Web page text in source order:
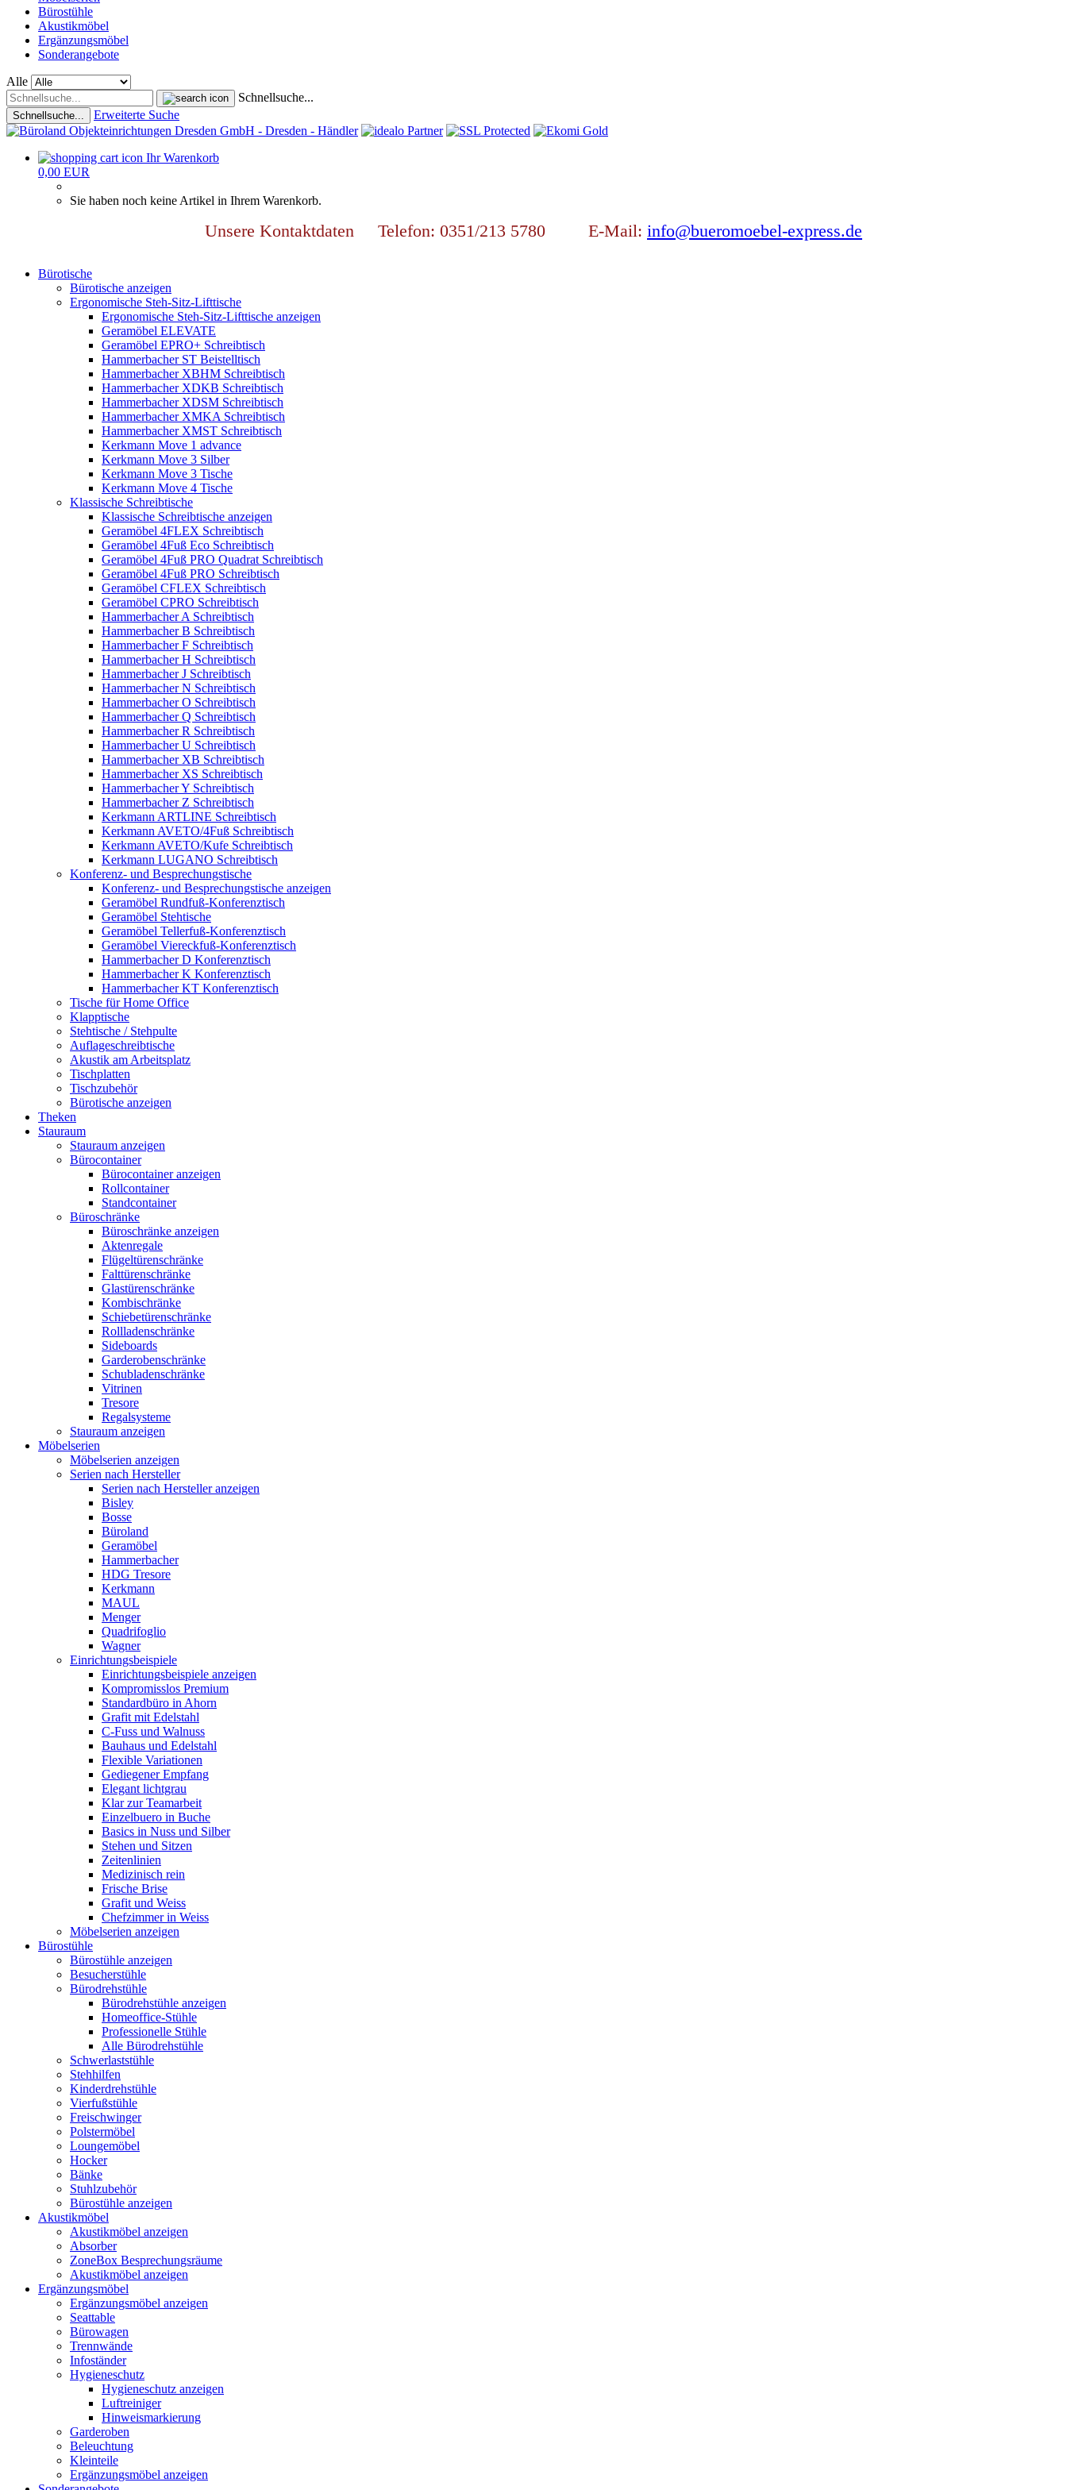
Bürostühle
Akustikmöbel
Ergänzungsmöbel
Sonderangebote
Alle
Schnellsuche...
Schnellsuche... Erweiterte Suche
Ihr Warenkorb
0,00 EUR
Sie haben noch keine Artikel in Ihrem Warenkorb.
Unsere Kontaktdaten Telefon: 0351/213 5780 E-Mail: info@bueromoebel-express.de
Bürotische
Bürotische anzeigen
Ergonomische Steh-Sitz-Lifttische
Ergonomische Steh-Sitz-Lifttische anzeigen
Geramöbel ELEVATE
Geramöbel EPRO+ Schreibtisch
Hammerbacher ST Beistelltisch
Hammerbacher XBHM Schreibtisch
Hammerbacher XDKB Schreibtisch
Hammerbacher XDSM Schreibtisch
Hammerbacher XMKA Schreibtisch
Hammerbacher XMST Schreibtisch
Kerkmann Move 1 advance
Kerkmann Move 3 Silber
Kerkmann Move 3 Tische
Kerkmann Move 4 Tische
Klassische Schreibtische
Klassische Schreibtische anzeigen
Geramöbel 4FLEX Schreibtisch
Geramöbel 4Fuß Eco Schreibtisch
Geramöbel 4Fuß PRO Quadrat Schreibtisch
Geramöbel 4Fuß PRO Schreibtisch
Geramöbel CFLEX Schreibtisch
Geramöbel CPRO Schreibtisch
Hammerbacher A Schreibtisch
Hammerbacher B Schreibtisch
Hammerbacher F Schreibtisch
Hammerbacher H Schreibtisch
Hammerbacher J Schreibtisch
Hammerbacher N Schreibtisch
Hammerbacher O Schreibtisch
Hammerbacher Q Schreibtisch
Hammerbacher R Schreibtisch
Hammerbacher U Schreibtisch
Hammerbacher XB Schreibtisch
Hammerbacher XS Schreibtisch
Hammerbacher Y Schreibtisch
Hammerbacher Z Schreibtisch
Kerkmann ARTLINE Schreibtisch
Kerkmann AVETO/4Fuß Schreibtisch
Kerkmann AVETO/Kufe Schreibtisch
Kerkmann LUGANO Schreibtisch
Konferenz- und Besprechungstische
Konferenz- und Besprechungstische anzeigen
Geramöbel Rundfuß-Konferenztisch
Geramöbel Stehtische
Geramöbel Tellerfuß-Konferenztisch
Geramöbel Viereckfuß-Konferenztisch
Hammerbacher D Konferenztisch
Hammerbacher K Konferenztisch
Hammerbacher KT Konferenztisch
Tische für Home Office
Klapptische
Stehtische / Stehpulte
Auflageschreibtische
Akustik am Arbeitsplatz
Tischplatten
Tischzubehör
Bürotische anzeigen
Theken
Stauraum
Stauraum anzeigen
Bürocontainer
Bürocontainer anzeigen
Rollcontainer
Standcontainer
Büroschränke
Büroschränke anzeigen
Aktenregale
Flügeltürenschränke
Falttürenschränke
Glastürenschränke
Kombischränke
Schiebetürenschränke
Rollladenschränke
Sideboards
Garderobenschränke
Schubladenschränke
Vitrinen
Tresore
Regalsysteme
Stauraum anzeigen
Möbelserien
Möbelserien anzeigen
Serien nach Hersteller
Serien nach Hersteller anzeigen
Bisley
Bosse
Büroland
Geramöbel
Hammerbacher
HDG Tresore
Kerkmann
MAUL
Menger
Quadrifoglio
Wagner
Einrichtungsbeispiele
Einrichtungsbeispiele anzeigen
Kompromisslos Premium
Standardbüro in Ahorn
Grafit mit Edelstahl
C-Fuss und Walnuss
Bauhaus und Edelstahl
Flexible Variationen
Gediegener Empfang
Elegant lichtgrau
Klar zur Teamarbeit
Einzelbuero in Buche
Basics in Nuss und Silber
Stehen und Sitzen
Zeitenlinien
Medizinisch rein
Frische Brise
Grafit und Weiss
Chefzimmer in Weiss
Möbelserien anzeigen
Bürostühle
Bürostühle anzeigen
Besucherstühle
Bürodrehstühle
Bürodrehstühle anzeigen
Homeoffice-Stühle
Professionelle Stühle
Alle Bürodrehstühle
Schwerlaststühle
Stehhilfen
Kinderdrehstühle
Vierfußstühle
Freischwinger
Polstermöbel
Loungemöbel
Hocker
Bänke
Stuhlzubehör
Bürostühle anzeigen
Akustikmöbel
Akustikmöbel anzeigen
Absorber
ZoneBox Besprechungsräume
Akustikmöbel anzeigen
Ergänzungsmöbel
Ergänzungsmöbel anzeigen
Seattable
Bürowagen
Trennwände
Infoständer
Hygieneschutz
Hygieneschutz anzeigen
Luftreiniger
Hinweismarkierung
Garderoben
Beleuchtung
Kleinteile
Ergänzungsmöbel anzeigen